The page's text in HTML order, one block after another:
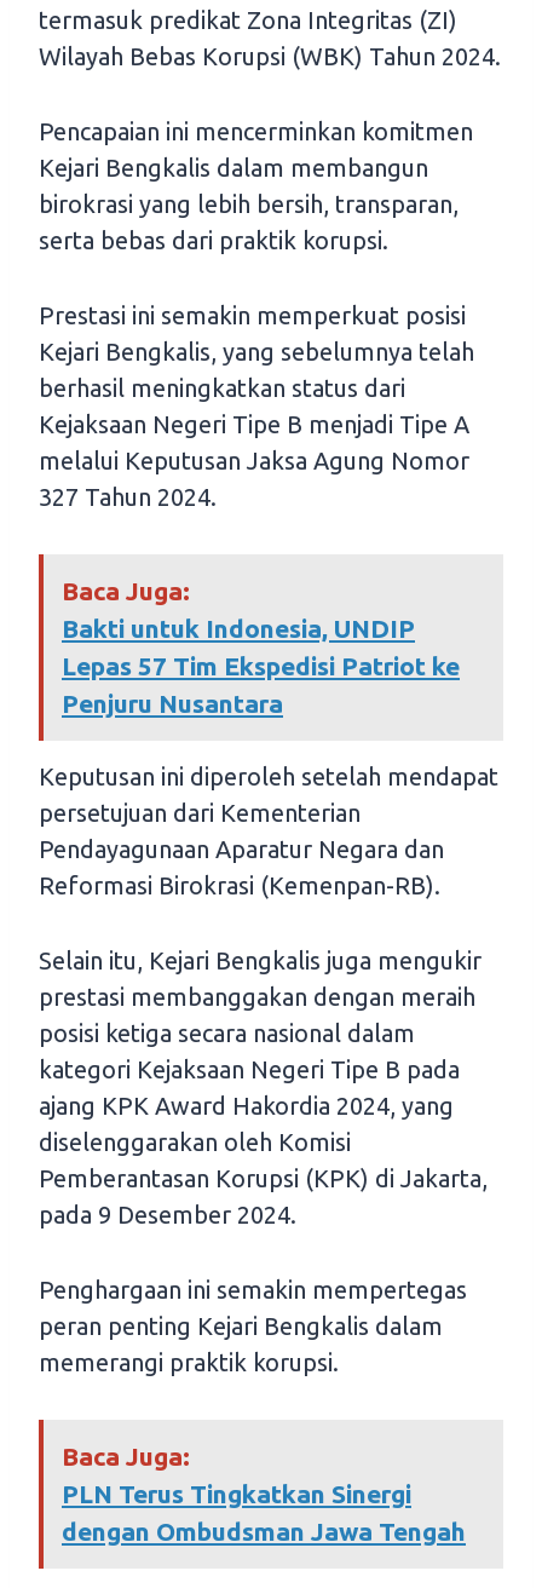
termasuk predikat Zona Integritas (ZI)
Wilayah Bebas Korupsi (WBK) Tahun 2024.
Pencapaian ini mencerminkan komitmen
Kejari Bengkalis dalam membangun
birokrasi yang lebih bersih, transparan,
serta bebas dari praktik korupsi.
Prestasi ini semakin memperkuat posisi
Kejari Bengkalis, yang sebelumnya telah
berhasil meningkatkan status dari
Kejaksaan Negeri Tipe B menjadi Tipe A
melalui Keputusan Jaksa Agung Nomor
327 Tahun 2024.
Baca Juga:
Bakti untuk Indonesia, UNDIP
Lepas 57 Tim Ekspedisi Patriot ke
Penjuru Nusantara
Keputusan ini diperoleh setelah mendapat
persetujuan dari Kementerian
Pendayagunaan Aparatur Negara dan
Reformasi Birokrasi (Kemenpan-RB).
Selain itu, Kejari Bengkalis juga mengukir
prestasi membanggakan dengan meraih
posisi ketiga secara nasional dalam
kategori Kejaksaan Negeri Tipe B pada
ajang KPK Award Hakordia 2024, yang
diselenggarakan oleh Komisi
Pemberantasan Korupsi (KPK) di Jakarta,
pada 9 Desember 2024.
Penghargaan ini semakin mempertegas
peran penting Kejari Bengkalis dalam
memerangi praktik korupsi.
Baca Juga:
PLN Terus Tingkatkan Sinergi
dengan Ombudsman Jawa Tengah